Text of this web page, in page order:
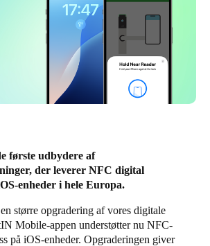
første udbydere af
der leverer NFC digital
enheder i hele Europa.
større opgradering af vores digitale
Mobile-appen understøtter nu NFC-
på iOS-enheder. Opgraderingen giver